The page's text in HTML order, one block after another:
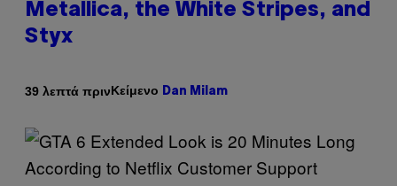
Metallica, the White Stripes, and
Styx
39 λεπτά πρινΚείμενο Dan Milam